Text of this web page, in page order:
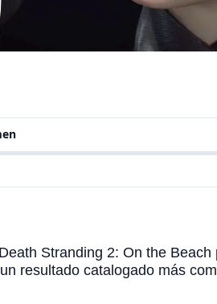
Stranding 2: On the
resultado catalogado más